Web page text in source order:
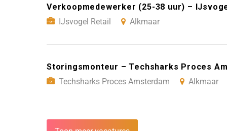
Verkoopmedewerker (25-38 uur) –
IJsvogel Retail
Alkmaar
Storingsmonteur – Techsharks Proces
Techsharks Proces Amsterdam
Alkmaar